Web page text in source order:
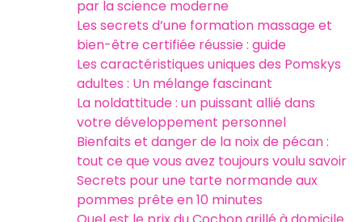
par la science moderne
Les secrets d’une formation massage et
bien-être certifiée réussie : guide
Les caractéristiques uniques des Pomskys
adultes : Un mélange fascinant
La noldattitude : un puissant allié dans
votre développement personnel
Bienfaits et danger de la noix de pécan :
tout ce que vous avez toujours voulu savoir
Secrets pour une tarte normande aux
pommes prête en 10 minutes